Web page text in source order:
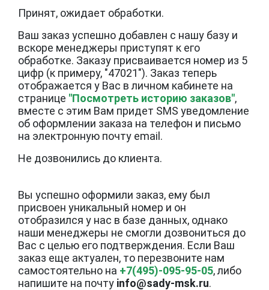
Принят, ожидает обработки.
Ваш заказ успешно добавлен с нашу базу и
вскоре менеджеры приступят к его
обработке. Заказу присваивается номер из 5
цифр (к примеру, "47021"). Заказ теперь
отображается у Вас в личном кабинете на
странице "Посмотреть историю заказов",
вместе с этим Вам придет SMS уведомление
об оформлении заказа на телефон и письмо
на электронную почту email.
Не дозвонились до клиента.
Вы успешно оформили заказ, ему был
присвоен уникальный номер и он
отобразился у нас в базе данных, однако
наши менеджеры не смогли дозвониться до
Вас с целью его подтверждения. Если Ваш
заказ еще актуален, то перезвоните нам
самостоятельно на +7(495)-095-95-05, либо
напишите на почту info@sady-msk.ru.